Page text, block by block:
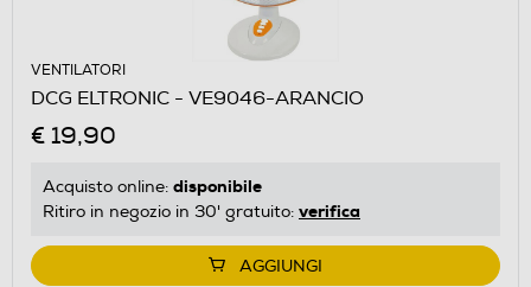
VENTILATORI
DCG ELTRONIC - VE9046-ARANCIO
€ 19,90
Acquisto online: disponibile
Ritiro in negozio in 30' gratuito: verifica
AGGIUNGI